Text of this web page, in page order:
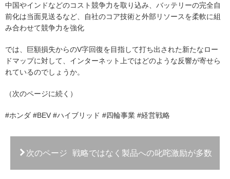
中国やインドなどのコスト競争力を取り込み、バッテリーの完全自
前化は当面見送るなど、自社のコア技術と外部リソースを柔軟に組
み合わせて競争力を強化
では、巨額損失からのV字回復を目指して打ち出された新たなロー
ドマップに対して、インターネット上ではどのような反響が寄せら
れているのでしょうか。
（次のページに続く）
#ホンダ #BEV #ハイブリッド #四輪事業 #経営戦略
次のページ 戦略ではなく製品への叱咤激励が多数